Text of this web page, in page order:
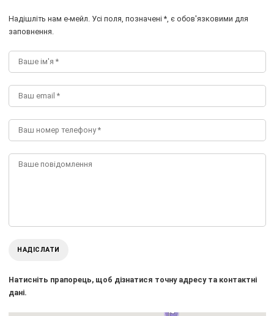
Надішліть нам е-мейл. Усі поля, позначені *, є обов'язковими для
заповнення.
НАДІСЛАТИ
Натисніть прапорець, щоб дізнатися точну адресу та контактні
дані.